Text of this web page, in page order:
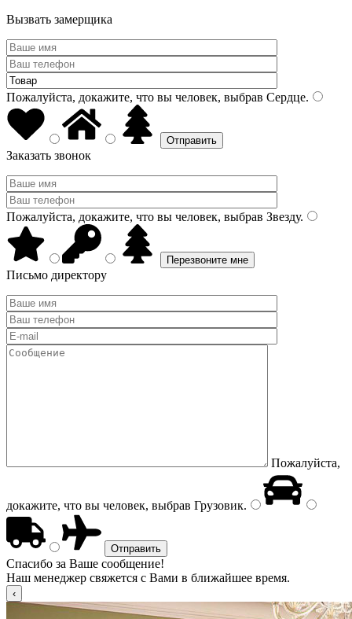
Вызвать замерщика
Пожалуйста, докажите, что вы человек, выбрав Сердце.
Заказать звонок
Пожалуйста, докажите, что вы человек, выбрав Звезду.
Письмо директору
Пожалуйста,
докажите, что вы человек, выбрав Грузовик.
Спасибо за Ваше сообщение!
Наш менеджер свяжется с Вами в ближайшее время.